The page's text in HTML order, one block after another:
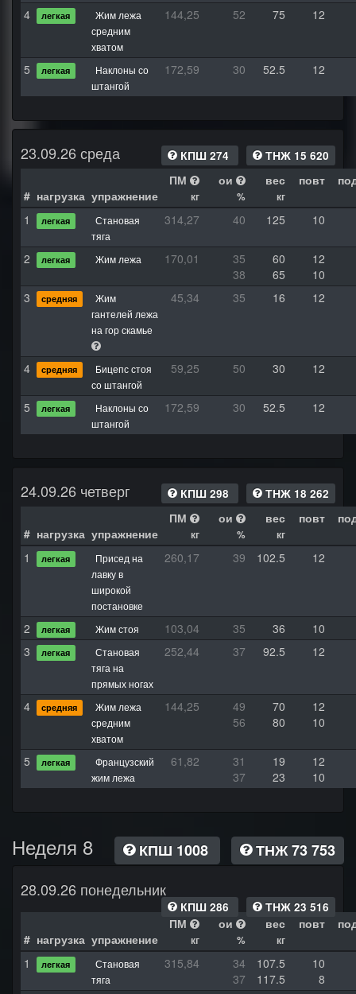
4 легкая
Жим лежа
средним
хватом
144,25 52 75 12
5 легкая
Наклоны со
штангой
172,59 30 52.5 12
23.09.26 среда КПШ 274 ТНЖ 15 620
# нагрузка упражнение
ПМ
кг
ои
%
вес
кг
повт
1 легкая
Становая
тяга
314,27 40 125 10
2 легкая Жим лежа 170,01 35 60
12
38
65
10
3
средняя
Жим
гантелей лежа
на гор скамье
45,34 35 16 12
4 средняя
Бицепс стоя
со штангой
59,25 50 30 12
5 легкая
Наклоны со
штангой
172,59 30 52.5 12
24.09.26 четверг КПШ 298 ТНЖ 18 262
# нагрузка упражнение
ПМ
кг
ои
%
вес
кг
повт
1 легкая
Присед на
лавку в
широкой
постановке
260,17 39 102.5 12
2 легкая Жим стоя 103,04 35 36
10
3
легкая
Становая
тяга на
прямых ногах
252,44 37 92.5 12
4 средняя
Жим лежа
средним
хватом
144,25 49 70
12
56
80 10
5 легкая
Французский
жим лежа
61,82 31 19
12
37
23 10
Неделя 8 КПШ 1008
ТНЖ 73 753
28.09.26 понедельник
КПШ 286 ТНЖ 23 516
# нагрузка упражнение
ПМ
кг
ои
%
вес
кг
повт
1 легкая
Становая
тяга
315,84 34 107.5
10
37
117.5 8